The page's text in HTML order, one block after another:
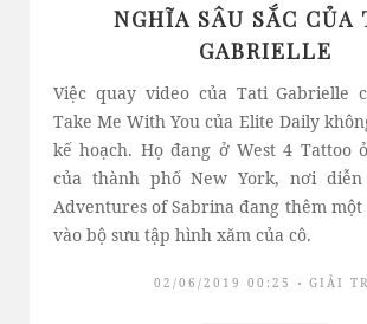
NGHĨA SÂU SẮC CỦA
GABRIELLE
Việc quay video của Tati Gabrielle
Take Me With You của Elite Daily
kế hoạch. Họ đang ở West 4 Tattoo
của thành phố New York, nơi
Adventures of Sabrina đang thêm
vào bộ sưu tập hình xăm của cô.
02/06/2019 00:25 GIẢI